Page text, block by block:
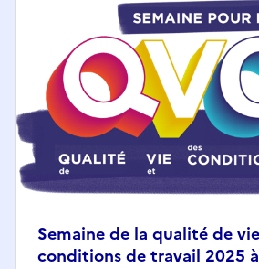
Semaine de la qualité de
conditions de travail 2025